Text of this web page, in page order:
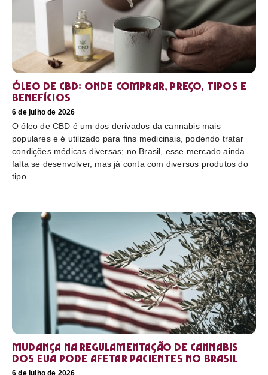
Óleo de CBD: Onde comprar, preço, tipos e
benefícios
6 de julho de 2026
O óleo de CBD é um dos derivados da cannabis mais
populares e é utilizado para fins medicinais, podendo tratar
condições médicas diversas; no Brasil, esse mercado ainda
falta se desenvolver, mas já conta com diversos produtos do
tipo.
Mudança na regulamentação de cannabis
dos EUA pode afetar pacientes no Brasil
6 de julho de 2026